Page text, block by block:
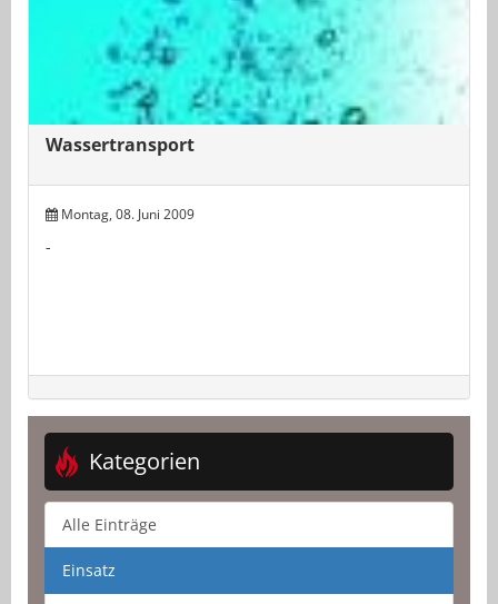
Wassertransport
Montag, 08. Juni 2009
-
Kategorien
Alle Einträge
Einsatz